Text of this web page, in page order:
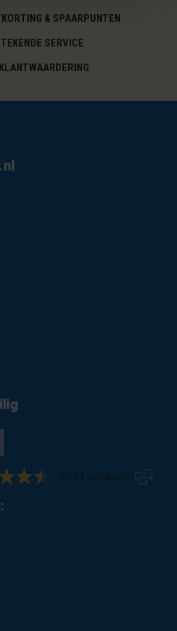
& SPAARPUNTEN
SERVICE
3.571 reviews